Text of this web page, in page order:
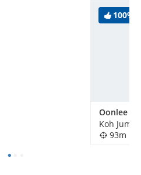
100%
Koh Jum,
93m